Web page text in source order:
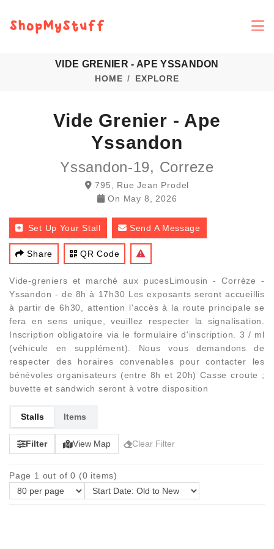
VIDE GRENIER - APE YSSANDON
HOME EXPLORE
Vide Grenier - Ape
Yssandon
Yssandon-19, Correze
795, Rue Jean Prodel
On May 8, 2026
Set Up Your Stall Send A Message
Share QR Code
Vide-greniers et marché aux pucesLimousin - Corrèze -
Yssandon - de 8h à 17h30 Les exposants seront accueillis
à partir de 6h30, attention l'accès à la route principale se
fera en sens unique, veuillez respecter la signalisation.
Inscription obligatoire via le formulaire d'inscription. 3 / ml
(véhicule en supplément). Nous vous demandons de
respecter des horaires convenables pour contacter les
bénévoles organisateurs (entre 8h et 20h) Casse croute ;
buvette et sandwich seront à votre disposition
Stalls Items
Filter View Map Clear Filter
Page 1 out of 0 (0 items)